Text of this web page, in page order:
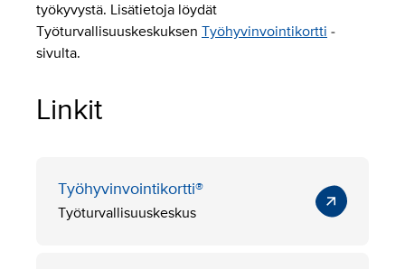
työkyvystä. Lisätietoja löydät
Työturvallisuuskeskuksen Työhyvinvointikortti -
sivulta.
Linkit
Työhyvinvointikortti®
Työturvallisuuskeskus